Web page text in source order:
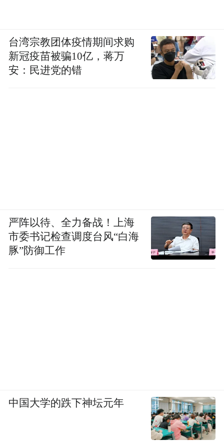
台湾宗教团体疫情期间求购
新冠疫苗被骗10亿，蒋万
安：民进党的错
严阵以待、全力备战！上海
市委书记检查调度台风“白海
豚”防御工作
中国大学的跌下神坛元年